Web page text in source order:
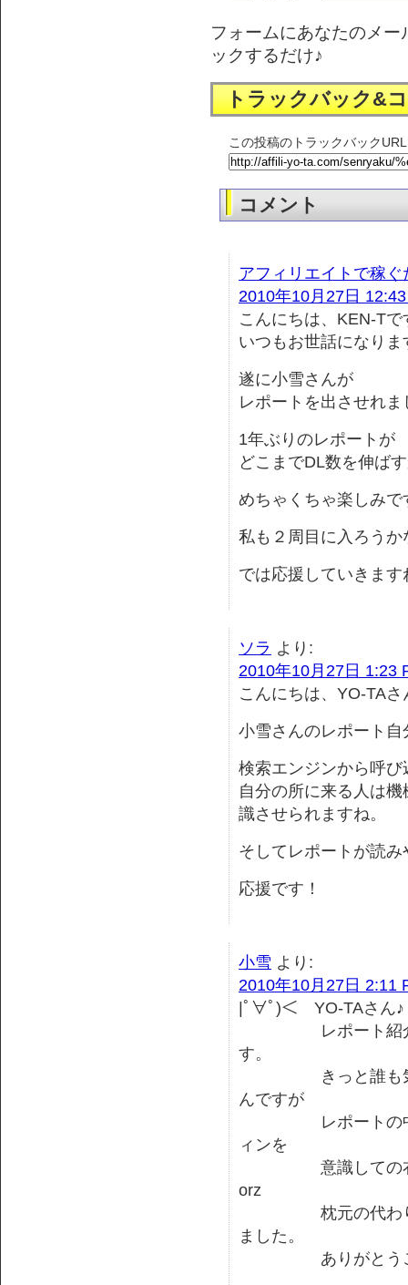
フォームにあなたのメ
ックするだけ♪
トラックバック&
この投稿のトラックバック
コメント
アフィリエイトで稼
2010年10月27日
こんにちは、KEN-Tで
いつもお世話になり
遂に小雪さんが
レポートを出させれま
1年ぶりのレポートが
どこまでDL数を伸ば
めちゃくちゃ楽しみで
私も２周目に入ろうか
では応援していきます
ソラ より:
2010年10月27日 1:23
こんにちは、YO-TA
小雪さんのレポート
検索エンジンから呼
自分の所に来る人は
識させられますね。
そしてレポートが読み
応援です！
小雪 より:
2010年10月27日 2:11
|ﾟ∀ﾟ)＜ YO-TAさん♪
レポート紹介し
す。
きっと誰も気づ
んですが
レポートの中の
ィンを
意識しての衣装
orz
枕元の代わりに
ました。
ありがとうご